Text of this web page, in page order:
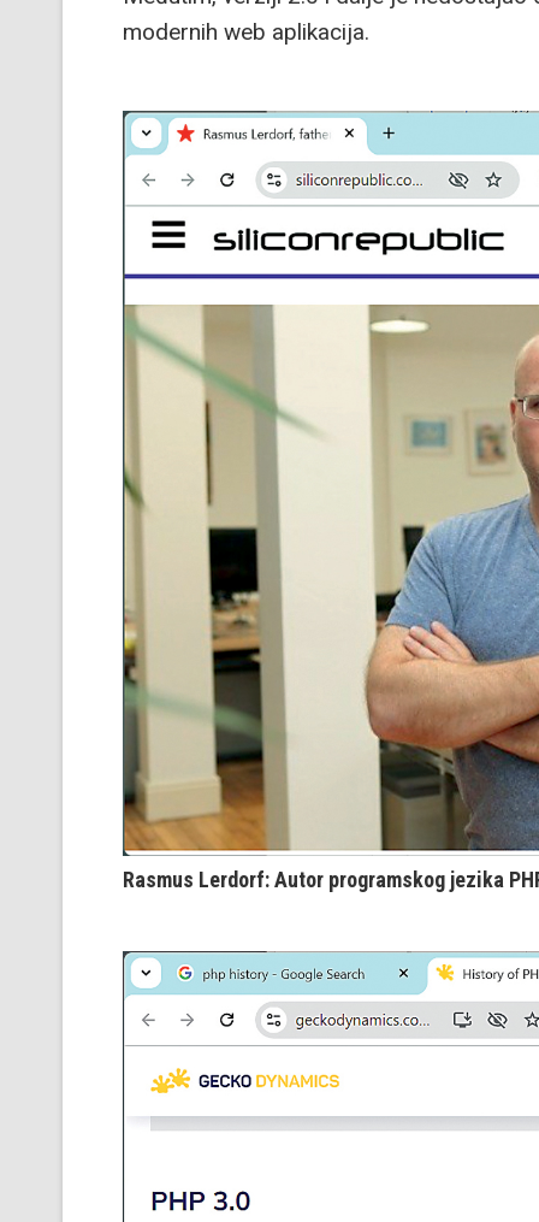
modernih web aplikacija.
Rasmus Lerdorf: Autor programskog jezika